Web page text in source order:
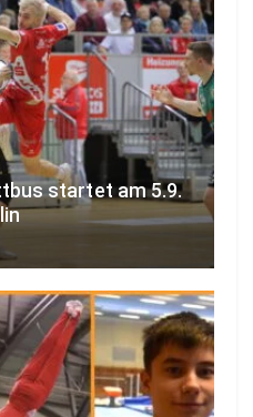
startet am 5.9.